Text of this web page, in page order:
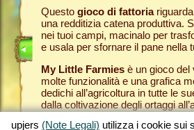
Questo gioco di fattoria
una redditizia catena produttiva.
nei tuoi campi, macinalo per
e usala per sfornare il pane nella
My Little Farmiesè un gioco del
molte funzionalità e una grafica
dedichi all’agricoltura in tutte le
dalla coltivazione degli ortaggi
upjers (Note Legali) utilizza i cookie sui